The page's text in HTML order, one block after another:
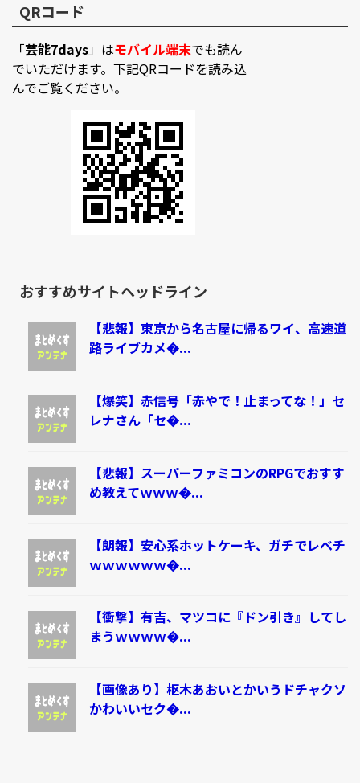
QRコード
「芸能7days」はモバイル端末でも読ん
でいただけます。下記QRコードを読み込
んでご覧ください。
おすすめサイトヘッドライン
【悲報】東京から名古屋に帰るワイ、高速道
路ライブカメ�...
【爆笑】赤信号「赤やで！止まってな！」セ
レナさん「セ�...
【悲報】スーパーファミコンのRPGでおすす
め教えてｗｗｗ�...
【朗報】安心系ホットケーキ、ガチでレベチ
ｗｗｗｗｗｗ�...
【衝撃】有吉、マツコに『ドン引き』してし
まうｗｗｗｗ�...
【画像あり】枢木あおいとかいうドチャクソ
かわいいセク�...